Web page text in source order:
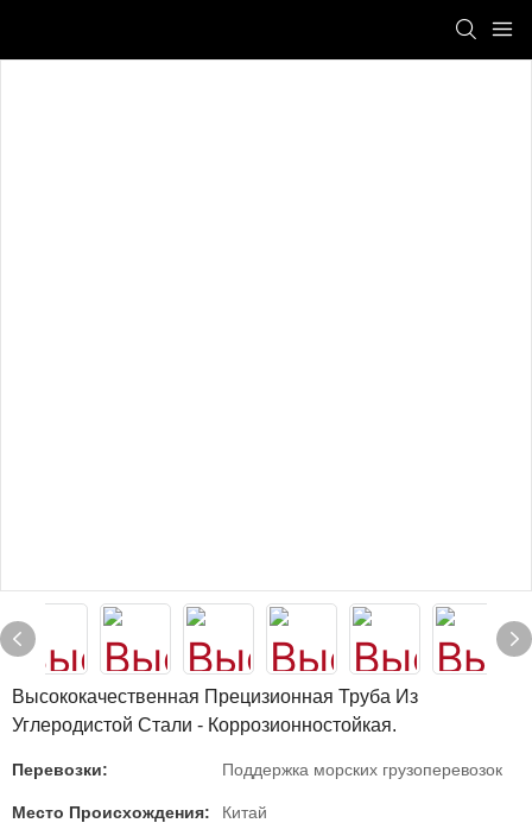
Высококачественная Прецизионная Труба Из
Углеродистой Стали - Коррозионностойкая.
Перевозки: Поддержка морских грузоперевозок
Место Происхождения: Китай